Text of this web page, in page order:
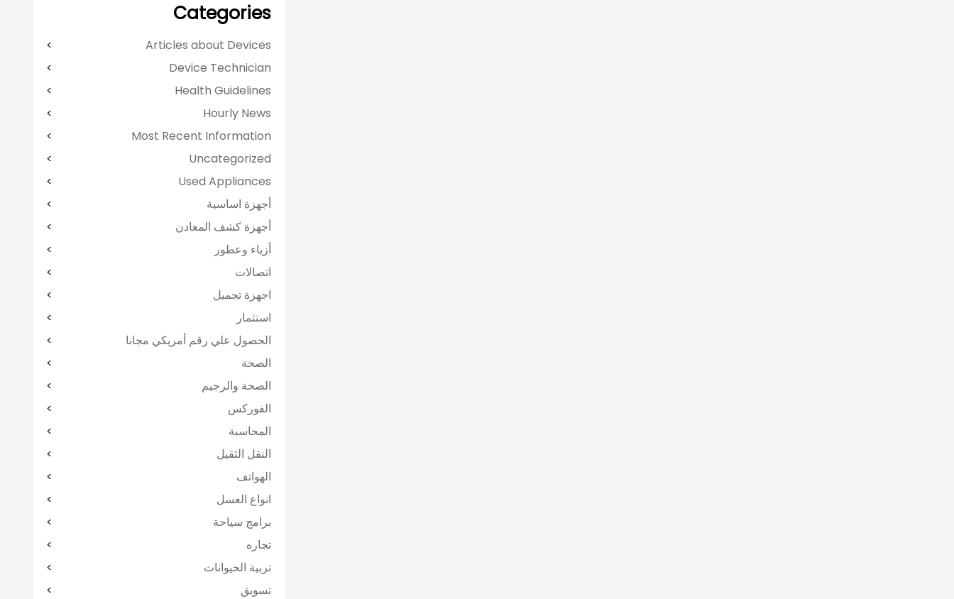
Categories
Articles about Devices
Device Technician
Health Guidelines
Hourly News
Most Recent Information
Uncategorized
Used Appliances
أجهزة اساسية
أجهزة كشف المعادن
أزياء وعطور
اتصالات
اجهزة تجميل
استثمار
الحصول علي رقم أمريكي مجانا
الصحة
الصحة والرجيم
الفوركس
المحاسبة
النقل الثقيل
الهواتف
انواع العسل
برامج سياحة
تجاره
تربية الحيوانات
تسويق